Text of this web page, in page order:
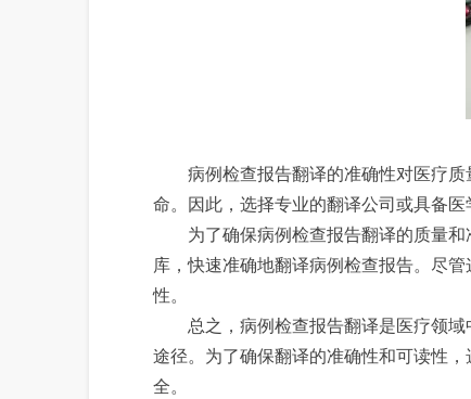
病例检查报告翻译的准确性对医疗质
命。因此，选择专业的翻译公司或具备
为了确保病例检查报告翻译的质量和
库，快速准确地翻译病例检查报告。尽
性。
总之，病例检查报告翻译是医疗领域
途径。为了确保翻译的准确性和可读性
全。